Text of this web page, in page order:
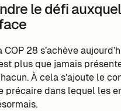
le défi
28 s’achève
plus que jamais
À cela s’ajoute le
précaire dans lequel les